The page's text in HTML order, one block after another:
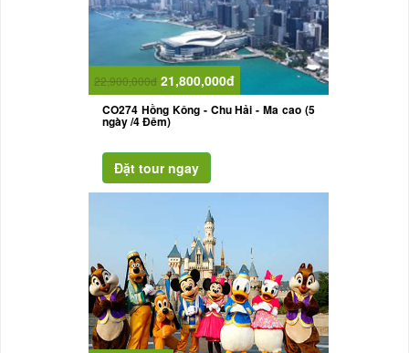
22,900,000đ 21,800,000đ
CO274 Hồng Kông - Chu Hải - Ma cao (5
ngày /4 Đêm)